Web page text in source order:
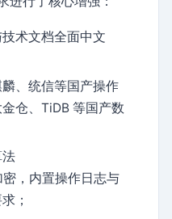
术文档全面中文
、统信等国产操作
仓、TiDB 等国产数
，内置操作日志与
；